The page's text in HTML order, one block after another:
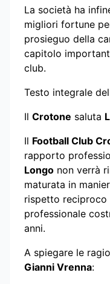
La società ha
migliori fortune
prosieguo della
capitolo
club.
Testo integrale
Il Crotone saluta
Il Football Club
rapporto
Longo non verrà
maturata in
rispetto reciproco
professionale
anni.
A spiegare le
Gianni Vrenna: